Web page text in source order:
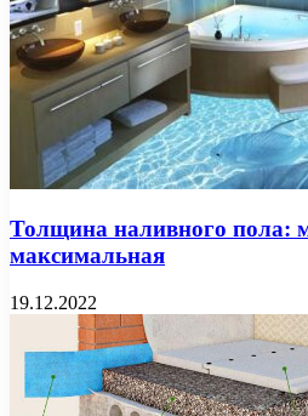
Толщина наливного пола:
максимальная
19.12.2022